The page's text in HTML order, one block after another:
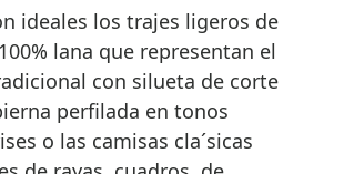
ideales los trajes ligeros de
lana que representan el
con silueta de corte
perfilada en tonos
o las camisas cla´sicas